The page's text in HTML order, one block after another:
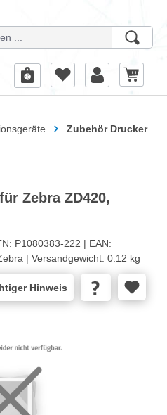
Zubehör Drucker
Zebra ZD420,
P1080383-222 | EAN:
| Versandgewicht: 0.12 kg
Hinweis